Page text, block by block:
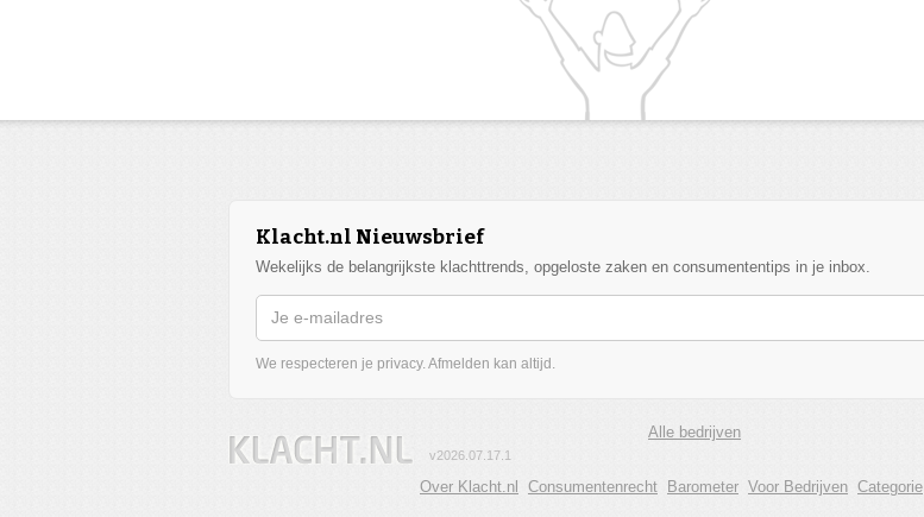
Klacht.nl Nieuwsbrief
Wekelijks de belangrijkste klachttrends, opgeloste zaken en consumententips in je inbox.
We respecteren je privacy. Afmelden kan altijd.
Alle bedrijven
v2026.07.17.1
Over Klacht.nl Consumentenrecht Barometer Voor Bedrijven Categorie